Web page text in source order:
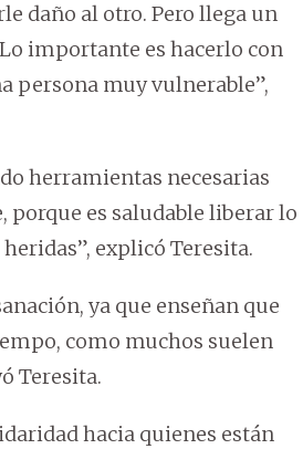
daño al otro. Pero llega un
importante es hacerlo con
persona muy vulnerable”,
herramientas necesarias
porque es saludable liberar lo
explicó Teresita.
ya que enseñan que
como muchos suelen
Teresita.
hacia quienes están